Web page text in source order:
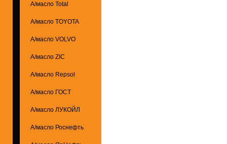
А/масло Total
А/масло TOYOTA
А/масло VOLVO
А/масло ZIC
А/масло Repsol
А/масло ГОСТ
А/масло ЛУКОЙЛ
А/масло Роснефть